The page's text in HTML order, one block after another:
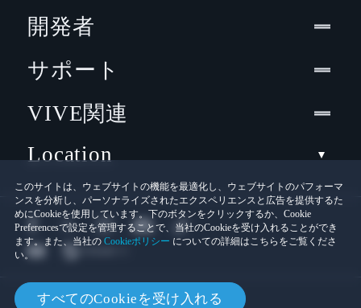
このサイトは、ウェブサイトの機能を最適化し、ウェブサイトのパフォーマ
ンスを分析し、パーソナライズされたエクスペリエンスと広告を提供するた
めにCookieを使用しています。下のボタンをクリックするか、Cookie
Preferencesで設定を管理することで、当社のCookieを受け入れることができ
ます。また、当社の Cookieポリシー についての詳細はこちらをご覧くださ
い。
すべてのCookieを受け入れる
開発者
サポート
VIVE関連
Location
© 2011-2026 HTC Corporation